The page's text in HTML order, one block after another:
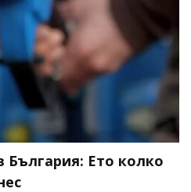
България: Ето колко